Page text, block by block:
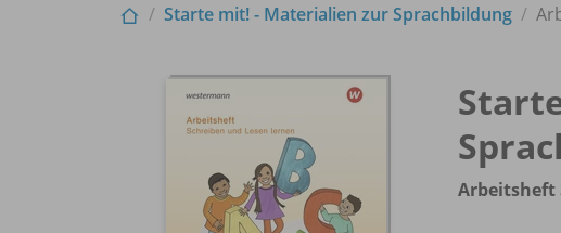
Starte mit! - Materialien zur Sprachbildung
Arbeitsheft